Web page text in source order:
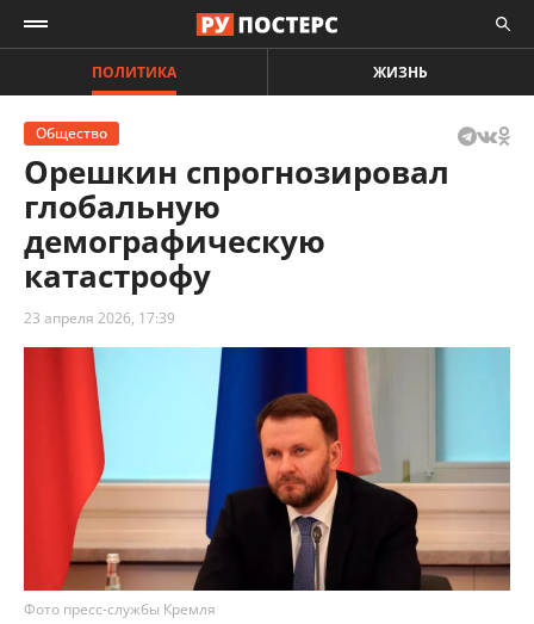
ПОЛИТИКА ЖИЗНЬ
Общество
Орешкин спрогнозировал
глобальную
демографическую
катастрофу
23 апреля 2026, 17:39
Фото пресс-службы Кремля